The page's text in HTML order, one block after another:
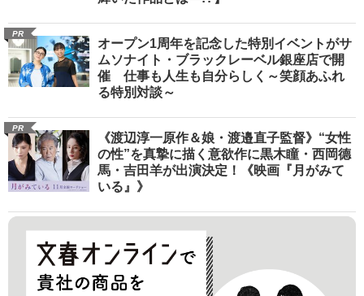
PR
オープン1周年を記念した特別イベントがサ
ムソナイト・ブラックレーベル銀座店で開
催 仕事も人生も自分らしく～笑顔あふれ
る特別対談～
PR
《渡辺淳一原作＆娘・渡邉直子監督》“女性
の性”を真摯に描く意欲作に黒木瞳・西岡德
馬・吉田羊が出演決定！《映画『月がみて
いる』》